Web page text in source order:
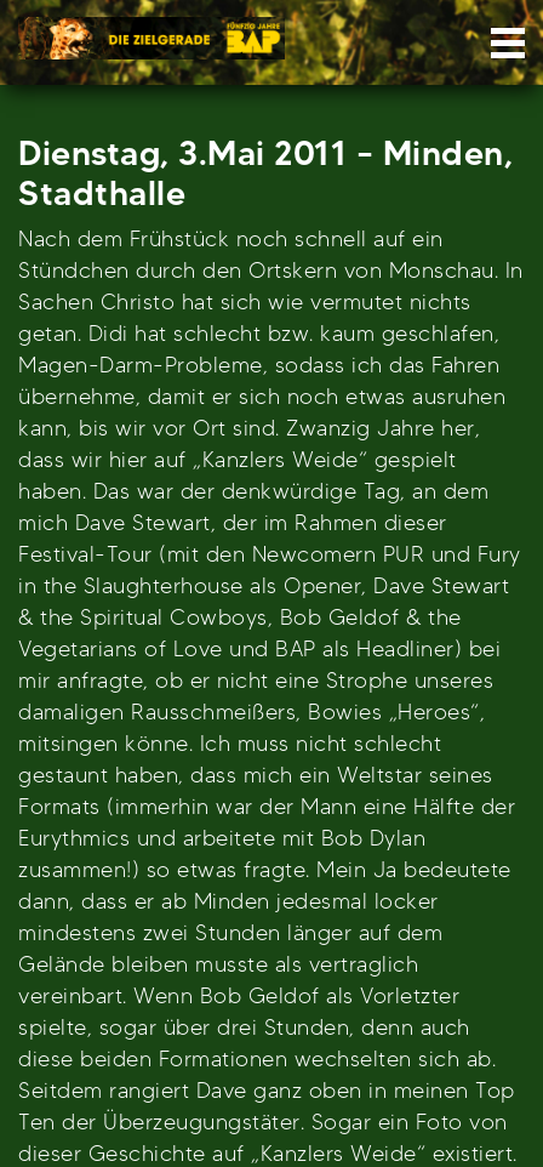
Skip
to
content
Dienstag, 3.Mai 2011 – Minden,
Stadthalle
Nach dem Frühstück noch schnell auf ein
Stündchen durch den Ortskern von Monschau. In
Sachen Christo hat sich wie vermutet nichts
getan. Didi hat schlecht bzw. kaum geschlafen,
Magen-Darm-Probleme, sodass ich das Fahren
übernehme, damit er sich noch etwas ausruhen
kann, bis wir vor Ort sind. Zwanzig Jahre her,
dass wir hier auf „Kanzlers Weide“ gespielt
haben. Das war der denkwürdige Tag, an dem
mich Dave Stewart, der im Rahmen dieser
Festival-Tour (mit den Newcomern PUR und Fury
in the Slaughterhouse als Opener, Dave Stewart
& the Spiritual Cowboys, Bob Geldof & the
Vegetarians of Love und BAP als Headliner) bei
mir anfragte, ob er nicht eine Strophe unseres
damaligen Rausschmeißers, Bowies „Heroes“,
mitsingen könne. Ich muss nicht schlecht
gestaunt haben, dass mich ein Weltstar seines
Formats (immerhin war der Mann eine Hälfte der
Eurythmics und arbeitete mit Bob Dylan
zusammen!) so etwas fragte. Mein Ja bedeutete
dann, dass er ab Minden jedesmal locker
mindestens zwei Stunden länger auf dem
Gelände bleiben musste als vertraglich
vereinbart. Wenn Bob Geldof als Vorletzter
spielte, sogar über drei Stunden, denn auch
diese beiden Formationen wechselten sich ab.
Seitdem rangiert Dave ganz oben in meinen Top
Ten der Überzeugungstäter. Sogar ein Foto von
dieser Geschichte auf „Kanzlers Weide“ existiert.